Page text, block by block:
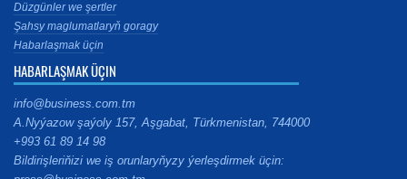
Düzgünler we şertler
Şahsy maglumatlaryň goragy
Habarlaşmak üçin
HABARLAŞMAK ÜÇIN
info@business.com.tm
A.Nyýazow şaýoly 157, Aşgabat, Türkmenistan, 744000
+993 61 89 14 98
Bildirişleriňizi we iş orunlaryňyzy ýerleşdirmek üçin: